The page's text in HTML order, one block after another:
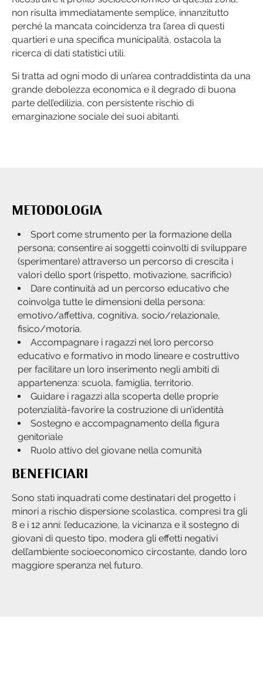
non risulta immediatamente semplice, innanzitutto
perché la mancata coincidenza tra l’area di questi
quartieri e una specifica municipalità, ostacola la
ricerca di dati statistici utili.
Si tratta ad ogni modo di un’area contraddistinta da una
grande debolezza economica e il degrado di buona
parte dell’edilizia, con persistente rischio di
emarginazione sociale dei suoi abitanti.
METODOLOGIA
Sport come strumento per la formazione della
persona; consentire ai soggetti coinvolti di sviluppare
(sperimentare) attraverso un percorso di crescita i
valori dello sport (rispetto, motivazione, sacrificio)
Dare continuità ad un percorso educativo che
coinvolga tutte le dimensioni della persona:
emotivo/affettiva, cognitiva, socio/relazionale,
fisico/motoria.
Accompagnare i ragazzi nel loro percorso
educativo e formativo in modo lineare e costruttivo
per facilitare un loro inserimento negli ambiti di
appartenenza: scuola, famiglia, territorio.
Guidare i ragazzi alla scoperta delle proprie
potenzialità-favorire la costruzione di un’identità
Sostegno e accompagnamento della figura
genitoriale
Ruolo attivo del giovane nella comunità
BENEFICIARI
Sono stati inquadrati come destinatari del progetto i
minori a rischio dispersione scolastica, compresi tra gli
8 e i 12 anni: l’educazione, la vicinanza e il sostegno di
giovani di questo tipo, modera gli effetti negativi
dell’ambiente socioeconomico circostante, dando loro
maggiore speranza nel futuro.